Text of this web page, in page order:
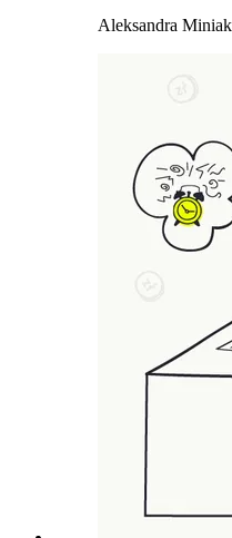
Aleksandra Miniak